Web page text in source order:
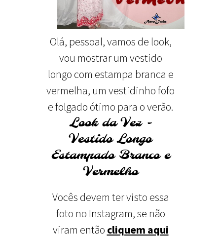
Olá, pessoal, vamos de look,
vou mostrar um vestido
longo com estampa branca e
vermelha, um vestidinho fofo
e folgado ótimo para o verão.
Look da Vez -
Vestido Longo
Estampado Branco e
Vermelho
Vocês devem ter visto essa
foto no Instagram, se não
viram então cliquem aqui